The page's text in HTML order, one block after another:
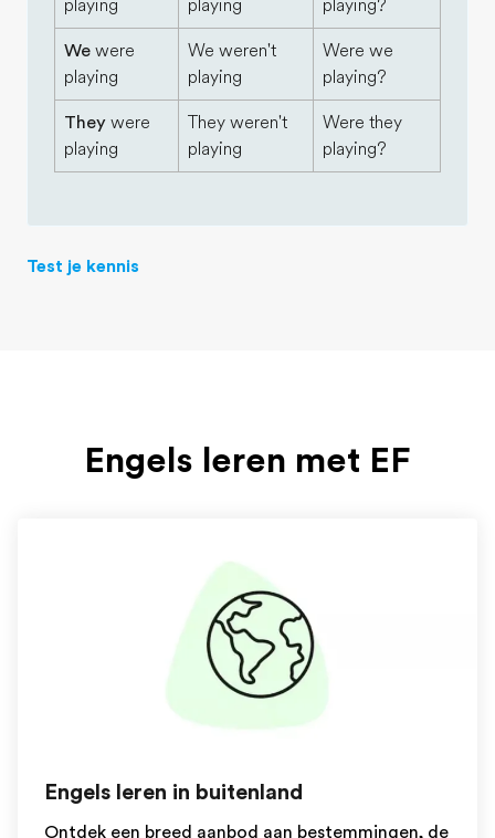
playing playing playing?
We were
playing
We weren't
playing
Were we
playing?
They were
playing
They weren't
playing
Were they
playing?
Test je kennis
Engels leren met EF
Engels leren in buitenland
Ontdek een breed aanbod aan bestemmingen, de